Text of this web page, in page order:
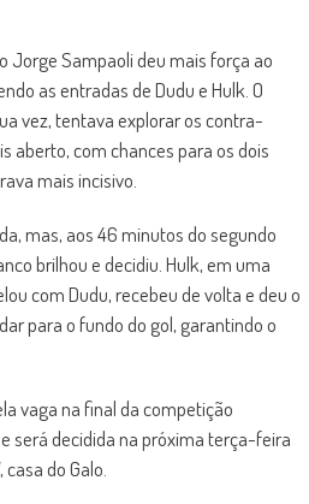
Jorge Sampaoli deu mais força ao
as entradas de Dudu e Hulk. O
vez, tentava explorar os contra-
aberto, com chances para os dois
mais incisivo.
mas, aos 46 minutos do segundo
brilhou e decidiu. Hulk, em uma
com Dudu, recebeu de volta e deu o
para o fundo do gol, garantindo o
vaga na final da competição
será decidida na próxima terça-feira
do Galo.